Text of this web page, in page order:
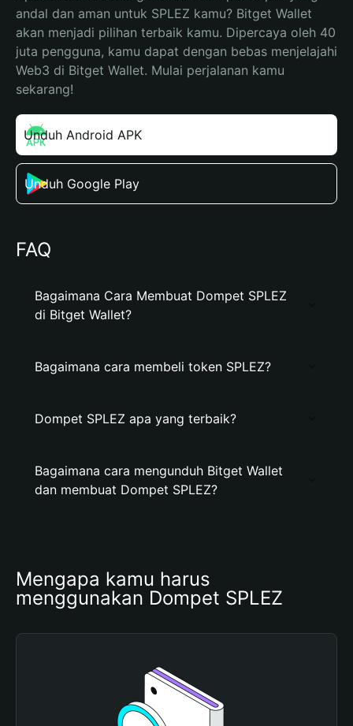
andal dan aman untuk SPLEZ kamu? Bitget Wallet
akan menjadi pilihan terbaik kamu. Dipercaya oleh 40
juta pengguna, kamu dapat dengan bebas menjelajahi
Web3 di Bitget Wallet. Mulai perjalanan kamu
sekarang!
Unduh Android APK
Unduh Google Play
FAQ
Bagaimana Cara Membuat Dompet SPLEZ
di Bitget Wallet?
Bagaimana cara membeli token SPLEZ?
Dompet SPLEZ apa yang terbaik?
Bagaimana cara mengunduh Bitget Wallet
dan membuat Dompet SPLEZ?
Mengapa kamu harus
menggunakan Dompet SPLEZ